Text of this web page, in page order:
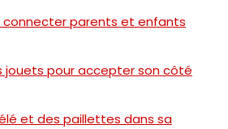
connecter parents et enfants
jouets pour accepter son côté
et des paillettes dans sa